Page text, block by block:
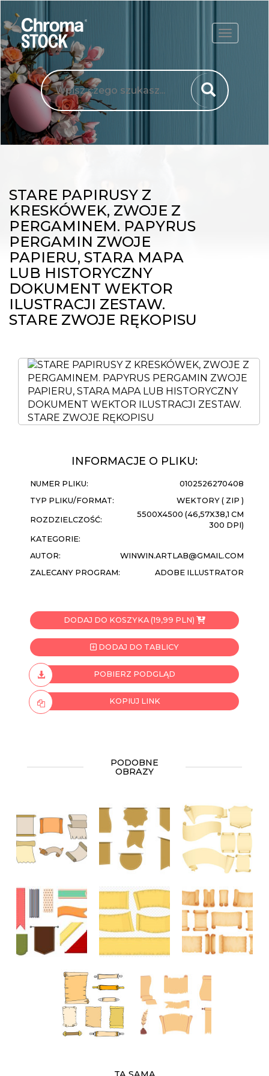
STARE PAPIRUSY Z
KRESKÓWEK, ZWOJE Z
PERGAMINEM. PAPYRUS
PERGAMIN ZWOJE
PAPIERU, STARA MAPA
LUB HISTORYCZNY
DOKUMENT WEKTOR
ILUSTRACJI ZESTAW.
STARE ZWOJE RĘKOPISU
INFORMACJE O PLIKU:
NUMER PLIKU:
0102526270408
TYP PLIKU/FORMAT:
WEKTORY ( ZIP )
ROZDZIELCZOŚĆ:
5500X4500 (46,57X38,1 CM
300 DPI)
KATEGORIE:
AUTOR:
WINWIN.ARTLAB@GMAIL.COM
ZALECANY PROGRAM:
ADOBE ILLUSTRATOR
DODAJ DO KOSZYKA (19,99 PLN)
DODAJ DO TABLICY
POBIERZ PODGLĄD
KOPIUJ LINK
PODOBNE
OBRAZY